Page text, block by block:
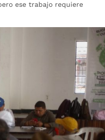
ese trabajo requiere